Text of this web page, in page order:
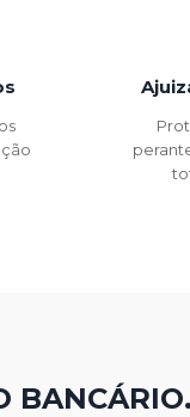
BANCÁRIO.